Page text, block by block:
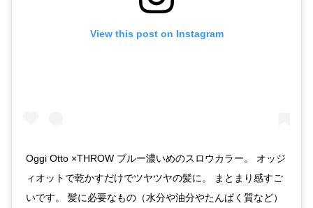
View this post on Instagram
Oggi Otto ×THROW ブルー濃いめのスロウカラー。 オッジ
ィオットで乾かすだけでツヤツヤの髪に。 まとまり感すご
いです。 髪に必要なもの（水分や油分やたんぱく質など）